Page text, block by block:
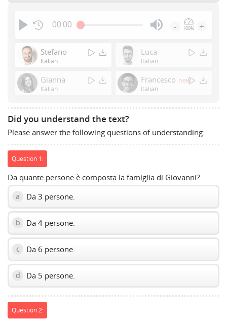
00:00
or
to
show
- 100% +
Stefano
Italian
Luca
Italian
Gianna
Italian
Francesco new
Italian
Did you understand the text?
Please answer the following questions of understanding:
Question 1:
Da quante persone è composta la famiglia di Giovanni?
a Da 3 persone.
b Da 4 persone.
c Da 6 persone.
d Da 5 persone.
Question 2: